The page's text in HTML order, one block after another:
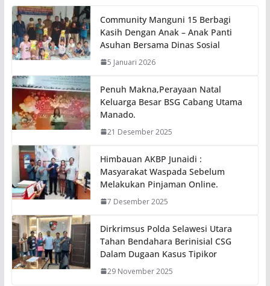
Community Manguni 15 Berbagi
Kasih Dengan Anak – Anak Panti
Asuhan Bersama Dinas Sosial
5 Januari 2026
Penuh Makna,Perayaan Natal
Keluarga Besar BSG Cabang Utama
Manado.
21 Desember 2025
Himbauan AKBP Junaidi :
Masyarakat Waspada Sebelum
Melakukan Pinjaman Online.
7 Desember 2025
Dirkrimsus Polda Selawesi Utara
Tahan Bendahara Berinisial CSG
Dalam Dugaan Kasus Tipikor
29 November 2025